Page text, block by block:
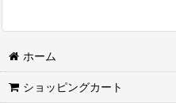
ホーム
ショッピングカート